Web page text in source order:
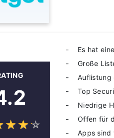
☆☆☆
★★★
Es hat
Große
Auflistung
Top
Niedrige
Offen für
Apps sind